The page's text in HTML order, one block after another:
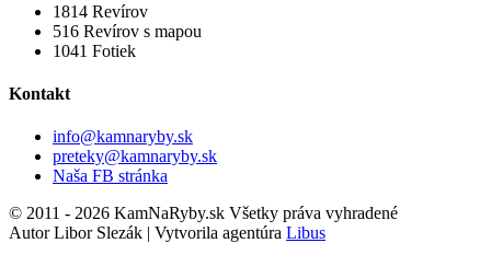
1814 Revírov
516 Revírov s mapou
1041 Fotiek
Kontakt
info@kamnaryby.sk
preteky@kamnaryby.sk
Naša FB stránka
© 2011 - 2026 KamNaRyby.sk Všetky práva vyhradené
Autor Libor Slezák | Vytvorila agentúra Libus